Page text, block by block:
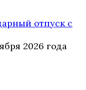
отпуск с
2026 года